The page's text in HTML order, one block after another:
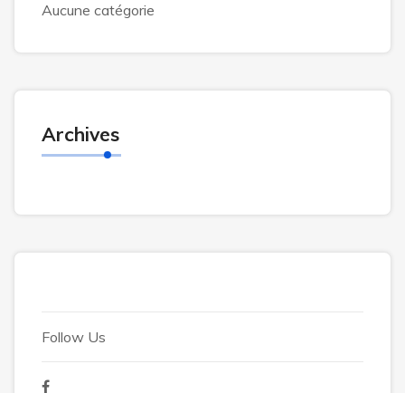
Aucune catégorie
Archives
Follow Us